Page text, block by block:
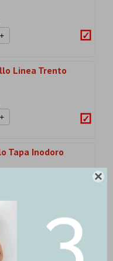

+
Linea Trento
+
Tapa Inodoro
Brillo